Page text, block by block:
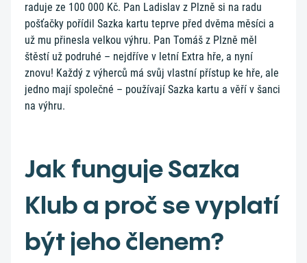
raduje ze 100 000 Kč. Pan Ladislav z Plzně si na radu
pošťačky pořídil Sazka kartu teprve před dvěma měsíci a
už mu přinesla velkou výhru. Pan Tomáš z Plzně měl
štěstí už podruhé – nejdříve v letní Extra hře, a nyní
znovu! Každý z výherců má svůj vlastní přístup ke hře, ale
jedno mají společné – používají Sazka kartu a věří v šanci
na výhru.
Jak funguje Sazka
Klub a proč se vyplatí
být jeho členem?